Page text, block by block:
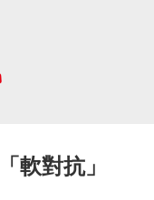
軟對抗」